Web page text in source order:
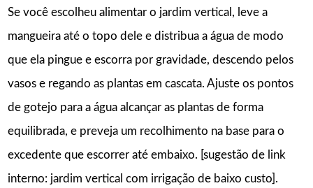
Se você escolheu alimentar o jardim vertical, leve a
mangueira até o topo dele e distribua a água de modo
que ela pingue e escorra por gravidade, descendo pelos
vasos e regando as plantas em cascata. Ajuste os pontos
de gotejo para a água alcançar as plantas de forma
equilibrada, e preveja um recolhimento na base para o
excedente que escorrer até embaixo. [sugestão de link
interno: jardim vertical com irrigação de baixo custo].